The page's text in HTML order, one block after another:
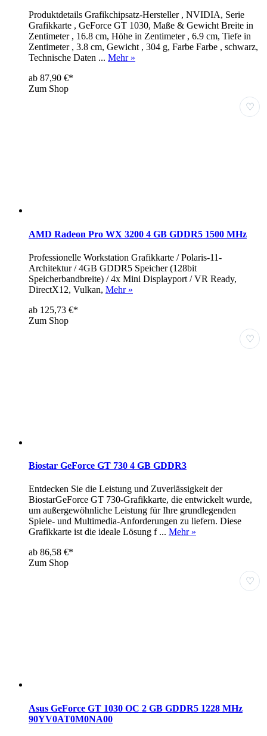
Produktdetails Grafikchipsatz-Hersteller , NVIDIA, Serie
Grafikkarte , GeForce GT 1030, Maße & Gewicht Breite in
Zentimeter , 16.8 cm, Höhe in Zentimeter , 6.9 cm, Tiefe in
Zentimeter , 3.8 cm, Gewicht , 304 g, Farbe Farbe , schwarz,
Technische Daten ... Mehr »
ab 87,90 €*
Zum Shop
♡
AMD Radeon Pro WX 3200 4 GB GDDR5 1500 MHz
Professionelle Workstation Grafikkarte / Polaris-11-
Architektur / 4GB GDDR5 Speicher (128bit
Speicherbandbreite) / 4x Mini Displayport / VR Ready,
DirectX12, Vulkan, Mehr »
ab 125,73 €*
Zum Shop
♡
Biostar GeForce GT 730 4 GB GDDR3
Entdecken Sie die Leistung und Zuverlässigkeit der
BiostarGeForce GT 730-Grafikkarte, die entwickelt wurde,
um außergewöhnliche Leistung für Ihre grundlegenden
Spiele- und Multimedia-Anforderungen zu liefern. Diese
Grafikkarte ist die ideale Lösung f ... Mehr »
ab 86,58 €*
Zum Shop
♡
Asus GeForce GT 1030 OC 2 GB GDDR5 1228 MHz
90YV0AT0M0NA00